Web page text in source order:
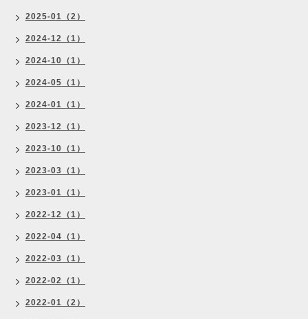
2025-01（2）
2024-12（1）
2024-10（1）
2024-05（1）
2024-01（1）
2023-12（1）
2023-10（1）
2023-03（1）
2023-01（1）
2022-12（1）
2022-04（1）
2022-03（1）
2022-02（1）
2022-01（2）